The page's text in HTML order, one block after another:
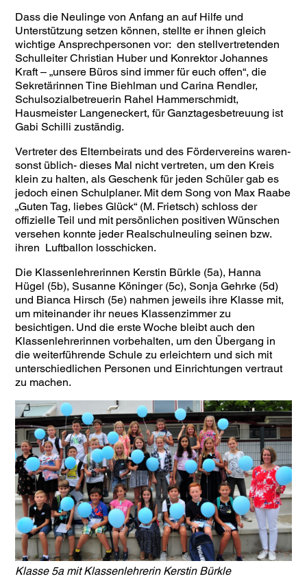
Dass die Neulinge von Anfang an auf Hilfe und
Unterstützung setzen können, stellte er ihnen gleich
wichtige Ansprechpersonen vor: den stellvertretenden
Schulleiter Christian Huber und Konrektor Johannes
Kraft – „unsere Büros sind immer für euch offen“, die
Sekretärinnen Tine Biehlman und Carina Rendler,
Schulsozialbetreuerin Rahel Hammerschmidt,
Hausmeister Langeneckert, für Ganztagesbetreuung ist
Gabi Schilli zuständig.
Vertreter des Elternbeirats und des Fördervereins waren-
sonst üblich- dieses Mal nicht vertreten, um den Kreis
klein zu halten, als Geschenk für jeden Schüler gab es
jedoch einen Schulplaner. Mit dem Song von Max Raabe
„Guten Tag, liebes Glück“ (M. Frietsch) schloss der
offizielle Teil und mit persönlichen positiven Wünschen
versehen konnte jeder Realschulneuling seinen bzw.
ihren Luftballon losschicken.
Die Klassenlehrerinnen Kerstin Bürkle (5a), Hanna
Hügel (5b), Susanne Köninger (5c), Sonja Gehrke (5d)
und Bianca Hirsch (5e) nahmen jeweils ihre Klasse mit,
um miteinander ihr neues Klassenzimmer zu
besichtigen. Und die erste Woche bleibt auch den
Klassenlehrerinnen vorbehalten, um den Übergang in
die weiterführende Schule zu erleichtern und sich mit
unterschiedlichen Personen und Einrichtungen vertraut
zu machen.
Klasse 5a mit Klassenlehrerin Kerstin Bürkle